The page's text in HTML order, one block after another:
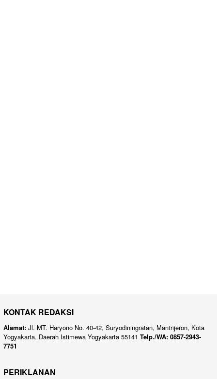
KONTAK REDAKSI
Alamat: Jl. MT. Haryono No. 40-42, Suryodiningratan, Mantrijeron, Kota
Yogyakarta, Daerah Istimewa Yogyakarta 55141 Telp./WA: 0857-2943-
7751
PERIKLANAN